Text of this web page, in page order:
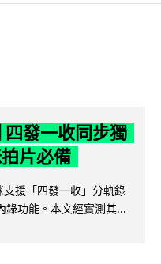
發一收同步獨
片必備
援「四發一收」分軌錄
功能。本文經實測其...